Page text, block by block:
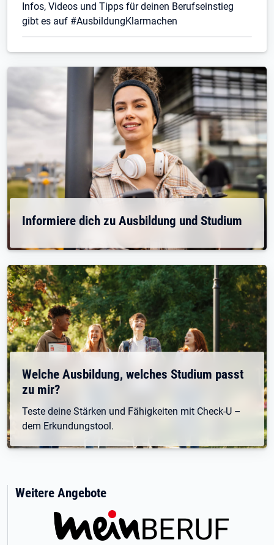
Infos, Videos und Tipps für deinen Berufseinstieg
gibt es auf #AusbildungKlarmachen
Informiere dich zu Ausbildung und Studium
Welche Ausbildung, welches Studium passt
zu mir?
Teste deine Stärken und Fähigkeiten mit Check-U –
dem Erkundungstool.
Weitere Angebote